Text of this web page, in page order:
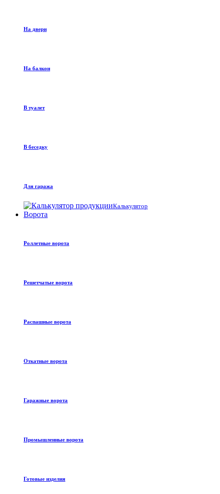
На двери
На балкон
В туалет
В беседку
Для гаража
Калькулятор
Ворота
Роллетные ворота
Решетчатые ворота
Распашные ворота
Откатные ворота
Гаражные ворота
Промышленные ворота
Готовые изделия